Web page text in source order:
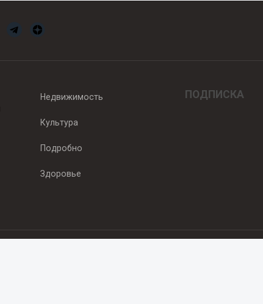
Недвижимость
Культура
Подробно
Здоровье
ПОДПИСКА